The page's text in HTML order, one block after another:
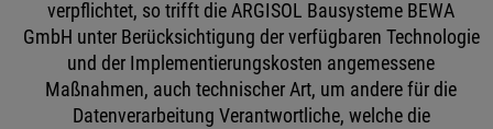
verpflichtet, so trifft die ARGISOL Bausysteme BEWA
GmbH unter Berücksichtigung der verfügbaren Technologie
und der Implementierungskosten angemessene
Maßnahmen, auch technischer Art, um andere für die
Datenverarbeitung Verantwortliche, welche die